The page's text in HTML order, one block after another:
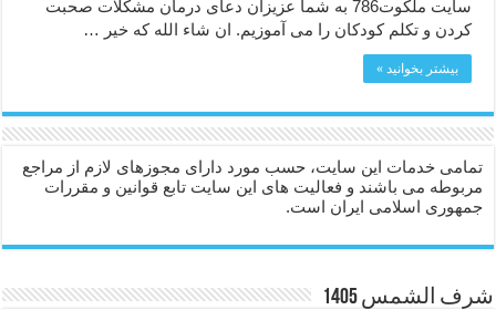
سایت ملکوت786 به شما عزیزان دعای درمان مشکلات صحبت
کردن و تکلم کودکان را می آموزیم. ان شاء الله که خیر …
بیشتر بخوانید »
تمامی خدمات این سایت، حسب مورد دارای مجوزهای لازم از مراجع
مربوطه می باشند و فعالیت های این سایت تابع قوانین و مقررات
جمهوری اسلامی ایران است.
شرف الشمس 1405